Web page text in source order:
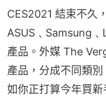
CES2021 結束不久
產品。外媒 The
產品，分成不同類
如你正打算今年買